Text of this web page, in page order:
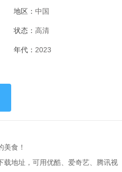
地区： 中国
状态： 高清
年代： 2023
食！
载地址，可用优酷、爱奇艺、腾讯视